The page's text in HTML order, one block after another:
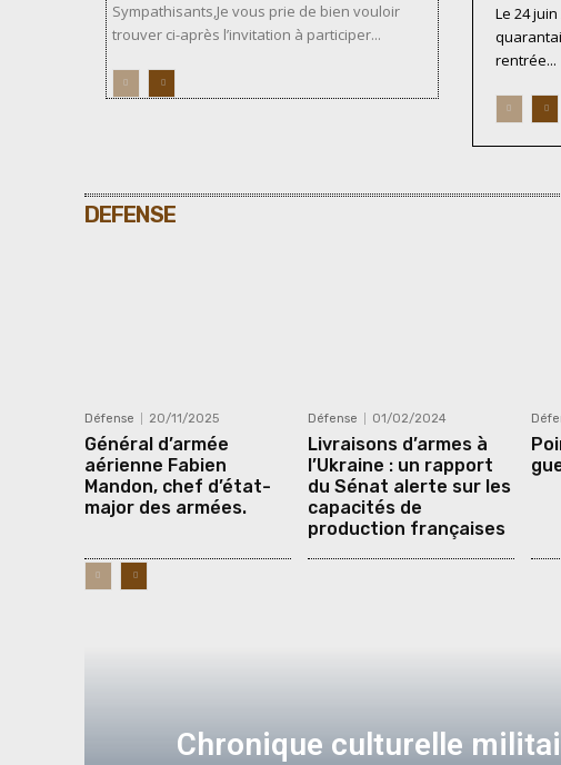
Sympathisants,Je vous prie de bien vouloir
trouver ci-après l’invitation à participer...
Le 24
rentrée...
DEFENSE
Défense 20/11/2025
Général d’armée
aérienne Fabien
Mandon, chef d’état-
major des armées.
Défense 01/02/2024
Livraisons d’armes à
l’Ukraine : un rapport
du Sénat alerte sur les
capacités de
production françaises
Chronique culturelle